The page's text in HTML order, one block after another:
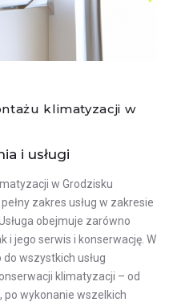
klimatyzacji w
i usługi
w Grodzisku
zakres usług w zakresie
obejmuje zarówno
i jego serwis i konserwację. W
wszystkich usług
klimatyzacji – od
wykonanie wszelkich